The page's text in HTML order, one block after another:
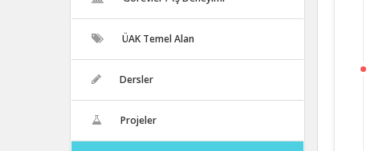
ÜAK Temel Alan
Dersler
Projeler